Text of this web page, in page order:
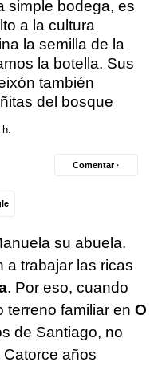
simple bodega, es
a la cultura
la semilla de la
la botella. Sus
también
del bosque
Comentar ·
su abuela.
a trabajar las ricas
. Por eso, cuando
terreno familiar en O
de Santiago, no
años